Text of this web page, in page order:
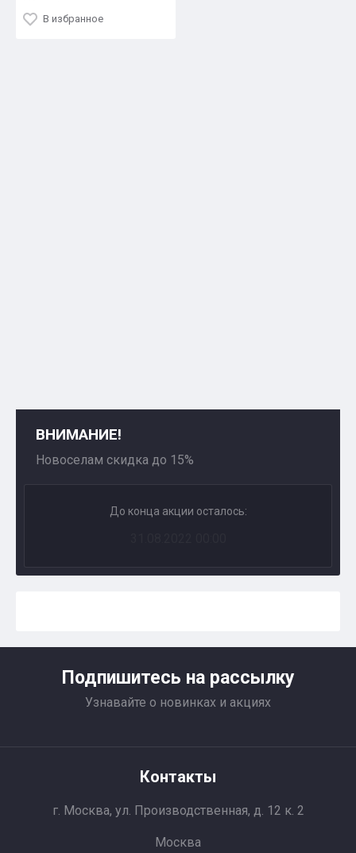
ВНИМАНИЕ!
Новоселам скидка до 15%
До конца акции осталось:
В избранное
Подпишитесь на рассылку
Узнавайте о новинках и акциях
Контакты
г. Москва, ул. Производственная, д. 12 к. 2
Москва